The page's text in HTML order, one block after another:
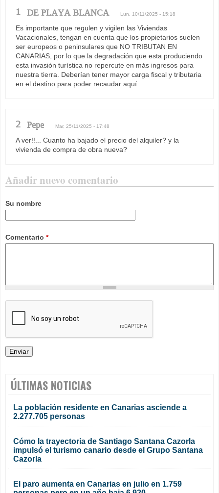
1 DE PLAYA BLANCA Lun, 10/11/2025 - 15:18
Es importante que regulen y vigilen las Viviendas
Vacacionales, tengan en cuenta que los propietarios suelen
ser europeos o peninsulares que NO TRIBUTAN EN
CANARIAS, por lo que la degradación que esta produciendo
esta invasión turística no repercute en más ingresos para
nuestra tierra. Deberían tener mayor carga fiscal y tributaria
en el destino para poder recaudar aquí.
2 Pepe Mar, 25/11/2025 - 17:48
A ver!!... Cuanto ha bajado el precio del alquiler? y la
vivienda de compra de obra nueva?
Añadir nuevo comentario
Su nombre
Comentario *
ÚLTIMAS NOTICIAS
La población residente en Canarias asciende a
2.277.705 personas
Cómo la trayectoria de Santiago Santana Cazorla
impulsó el turismo canario desde el Grupo Santana
Cazorla
El paro aumenta en Canarias en julio en 1.759